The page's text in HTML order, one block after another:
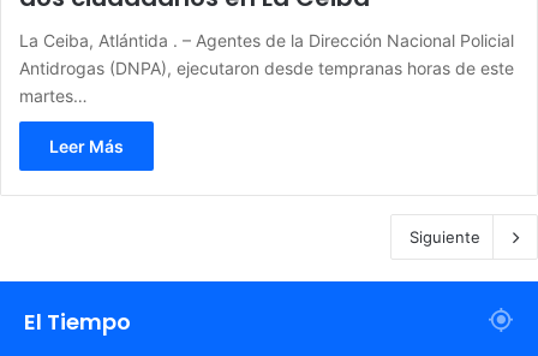
La Ceiba, Atlántida . – Agentes de la Dirección Nacional Policial
Antidrogas (DNPA), ejecutaron desde tempranas horas de este
martes…
Leer Más
Siguiente
El Tiempo